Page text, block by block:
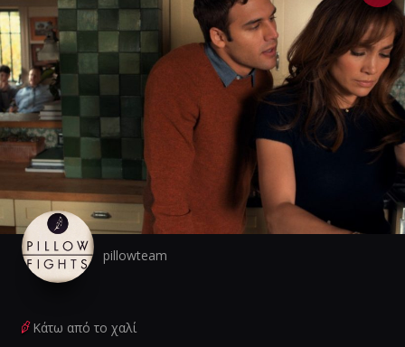
pillowteam
Κάτω από το χαλί